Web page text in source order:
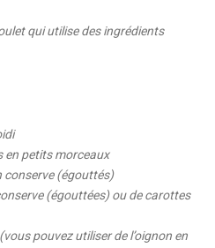
qui utilise des ingrédients
en petits morceaux
conserve (égouttés)
(égouttées) ou de carottes
pouvez utiliser de l’oignon en